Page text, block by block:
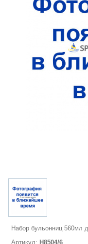
Набор бульонниц
Артикул: H8504/6